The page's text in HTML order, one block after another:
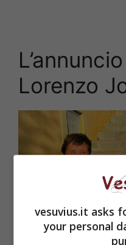
Lorenzo
vesuvius.it asks
your personal